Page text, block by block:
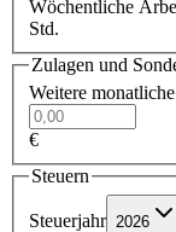
Wöchentliche
Std.
Zulagen und
Weitere
€
Steuern
Steuerjahr 2026